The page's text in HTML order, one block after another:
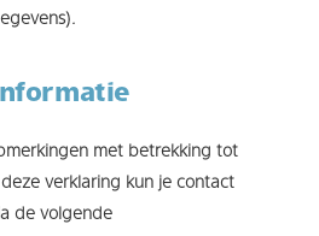
met betrekking tot
verklaring kun je contact
de volgende